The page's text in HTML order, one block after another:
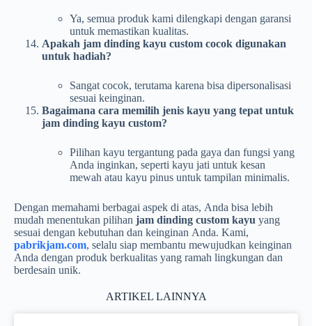
Ya, semua produk kami dilengkapi dengan garansi
untuk memastikan kualitas.
Apakah jam dinding kayu custom cocok digunakan
untuk hadiah?
Sangat cocok, terutama karena bisa dipersonalisasi
sesuai keinginan.
Bagaimana cara memilih jenis kayu yang tepat untuk
jam dinding kayu custom?
Pilihan kayu tergantung pada gaya dan fungsi yang
Anda inginkan, seperti kayu jati untuk kesan
mewah atau kayu pinus untuk tampilan minimalis.
Dengan memahami berbagai aspek di atas, Anda bisa lebih
mudah menentukan pilihan jam dinding custom kayu yang
sesuai dengan kebutuhan dan keinginan Anda. Kami,
pabrikjam.com, selalu siap membantu mewujudkan keinginan
Anda dengan produk berkualitas yang ramah lingkungan dan
berdesain unik.
ARTIKEL LAINNYA